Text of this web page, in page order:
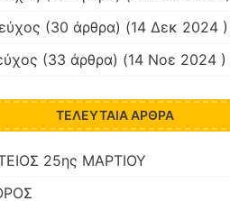
(30 άρθρα) (14 Δεκ 2024 )
(33 άρθρα) (14 Νοε 2024 )
ΤΕΛΕΥΤΑΊΑ ΆΡΘΡΑ
25ης ΜΑΡΤΙΟΥ